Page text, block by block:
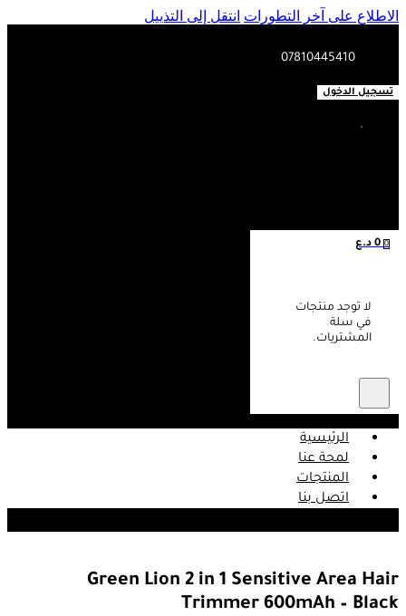
الاطلاع على آخر التطورات انتقل إلى التذييل
07810445410
تسجيل الدخول
0
0 د.ع
لا توجد منتجات
في سلة
المشتريات.
الرئيسية
لمحة عنا
المنتجات
اتصل بنا
Green Lion 2 in 1 Sensitive Area Hair
Trimmer 600mAh – Black